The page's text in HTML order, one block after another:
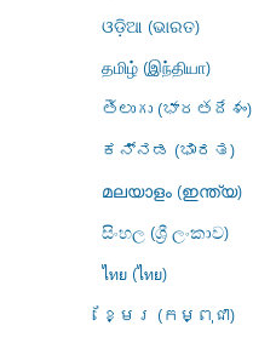
ଓଡ଼ିଆ (ଭାରତ)
தமிழ் (இந்தியா)
తెలుగు (భారతదేశం)
ಕನ್ನಡ (ಭಾರತ)
മലയാളം (ഇന്ത്യ)
සිංහල (ශ්‍රී ලංකාව)
ไทย (ไทย)
ខ្មែរ (កម្ពុជា)